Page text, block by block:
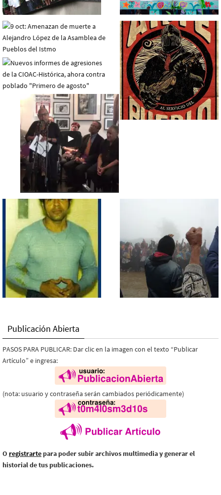
Publicación Abierta
PASOS PARA PUBLICAR: Dar clic en la imagen con el texto “Publicar
Artículo” e ingresa:
(nota: usuario y contraseña serán cambiados periódicamente)
O registrarte para poder subir archivos multimedia y generar el
historial de tus publicaciones.